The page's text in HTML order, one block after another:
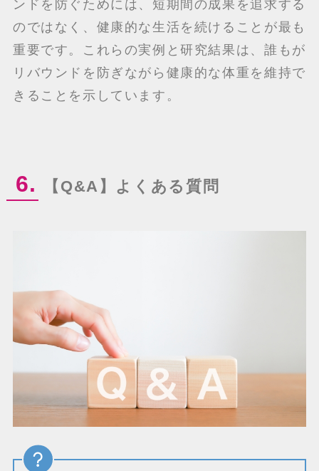
ンドを防ぐためには、短期間の成果を追求する
のではなく、健康的な生活を続けることが最も
重要です。これらの実例と研究結果は、誰もが
リバウンドを防ぎながら健康的な体重を維持で
きることを示しています。
6. 【Q&A】よくある質問